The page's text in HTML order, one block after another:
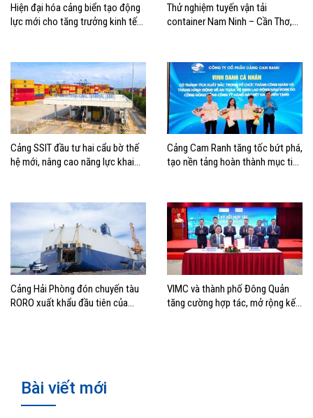
Hiện đại hóa cảng biển tạo động
lực mới cho tăng trưởng kinh tế
Thử nghiệm tuyến vận tải
container Nam Ninh – Cần Thơ,
Cảng SSIT đầu tư hai cẩu bờ thế
hệ mới, nâng cao năng lực khai
Cảng Cam Ranh tăng tốc bứt phá,
tạo nền tảng hoàn thành mục tiêu
Cảng Hải Phòng đón chuyến tàu
RORO xuất khẩu đầu tiên của
VIMC và thành phố Đông Quản
tăng cường hợp tác, mở rộng kết
Bài viết mới